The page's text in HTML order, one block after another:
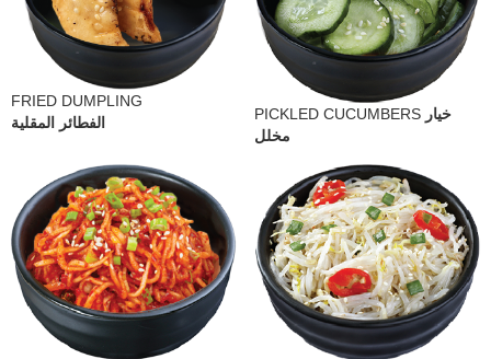
FRIED DUMPLING
الفطائر المقلية
PICKLED CUCUMBERS خيار
مخلل